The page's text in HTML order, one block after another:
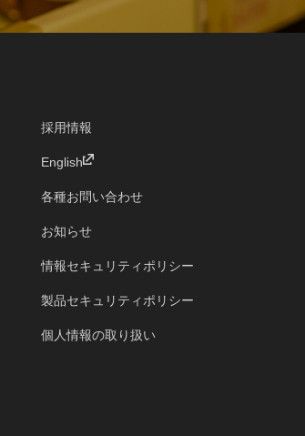
採用情報
English
各種お問い合わせ
お知らせ
情報セキュリティポリシー
製品セキュリティポリシー
個人情報の取り扱い